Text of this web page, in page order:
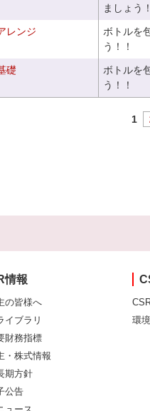
ましょう！
レンジ
ボトルを
う！！
礎
ボトルを
う！！
1
情報
の皆様へ
イブラリ
財務指標
・株式情報
期方針
公告
環境